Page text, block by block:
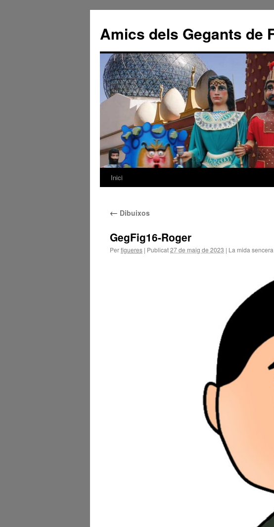
Amics dels Gegants de
Vés
contingut
Inici
← Dibuixos
GegFig16-Roger
Perfigueres | Publicat27 de maig de 2023 | La mida